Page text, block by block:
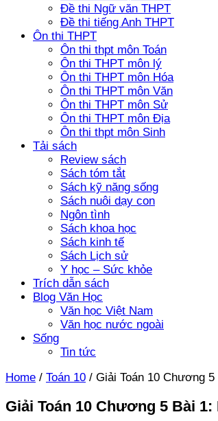
Đề thi Ngữ văn THPT
Đề thi tiếng Anh THPT
Ôn thi THPT
Ôn thi thpt môn Toán
Ôn thi THPT môn lý
Ôn thi THPT môn Hóa
Ôn thi THPT môn Văn
Ôn thi THPT môn Sử
Ôn thi THPT môn Địa
Ôn thi thpt môn Sinh
Tải sách
Review sách
Sách tóm tắt
Sách kỹ năng sống
Sách nuôi dạy con
Ngôn tình
Sách khoa học
Sách kinh tế
Sách Lịch sử
Y học – Sức khỏe
Trích dẫn sách
Blog Văn Học
Văn học Việt Nam
Văn học nước ngoài
Sống
Tin tức
Home / Toán 10 / Giải Toán 10 Chương
Giải Toán 10 Chương 5 Bài